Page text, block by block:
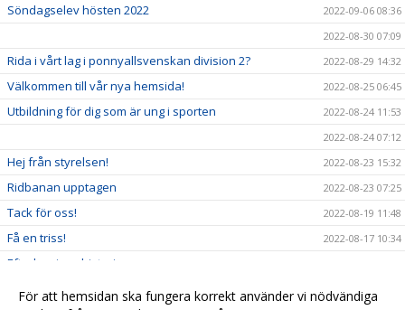
Söndagselev hösten 2022
2022-09-06 08:36
2022-08-30 07:09
Rida i vårt lag i ponnyallsvenskan division 2? 2022-08-29 14:32
Välkommen till vår nya hemsida! 2022-08-25 06:45
Utbildning för dig som är ung i sporten
2022-08-24 11:53
2022-08-24 07:12
Hej från styrelsen! 2022-08-23 15:32
Ridbanan upptagen 2022-08-23 07:25
Tack för oss! 2022-08-19 11:48
Få en triss! 2022-08-17 10:34
Efterlysning - historia
2022-08-04 15:09
För att hemsidan ska fungera korrekt använder vi nödvändiga